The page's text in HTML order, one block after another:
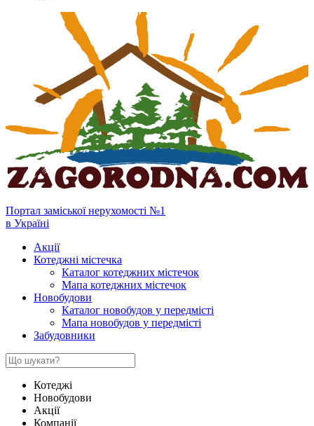
Портал заміської нерухомості №1
в Україні
Акції
Котеджні містечка
Каталог котеджних містечок
Мапа котеджних містечок
Новобудови
Каталог новобудов у передмісті
Мапа новобудов у передмісті
Забудовники
Котеджі
Новобудови
Акції
Компанії